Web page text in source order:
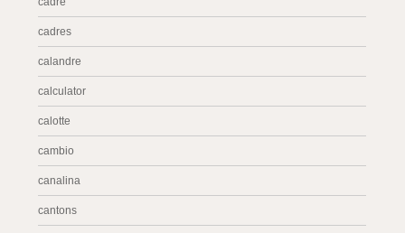
cadres
calandre
calculator
calotte
cambio
canalina
cantons